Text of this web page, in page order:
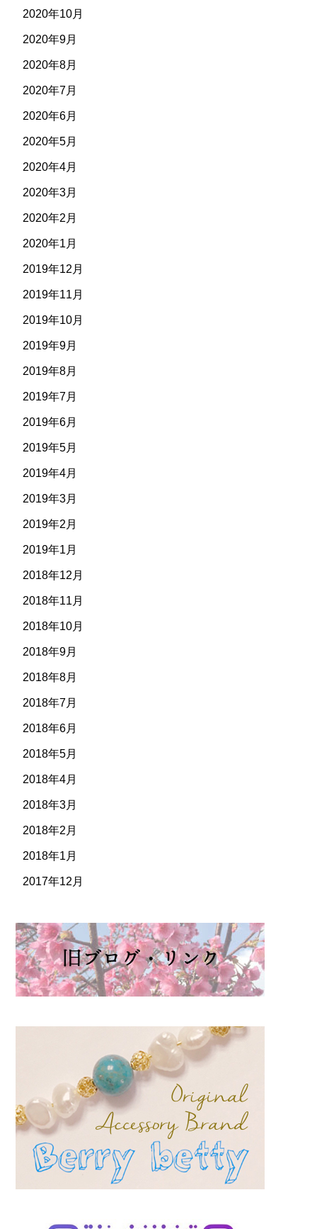
2020年10月
2020年9月
2020年8月
2020年7月
2020年6月
2020年5月
2020年4月
2020年3月
2020年2月
2020年1月
2019年12月
2019年11月
2019年10月
2019年9月
2019年8月
2019年7月
2019年6月
2019年5月
2019年4月
2019年3月
2019年2月
2019年1月
2018年12月
2018年11月
2018年10月
2018年9月
2018年8月
2018年7月
2018年6月
2018年5月
2018年4月
2018年3月
2018年2月
2018年1月
2017年12月